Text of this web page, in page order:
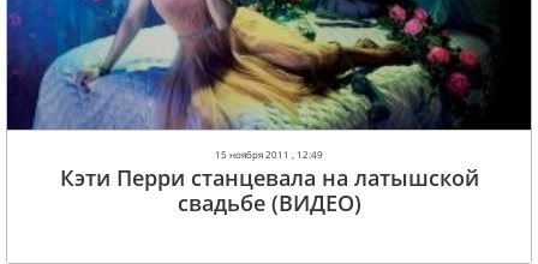
15 ноября 2011 , 12:49
Кэти Перри станцевала на латышской
свадьбе (ВИДЕО)